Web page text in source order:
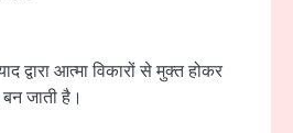
द्वारा आत्मा विकारों से मुक्त होकर
जाती है।